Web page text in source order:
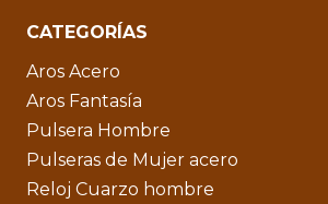
CATEGORÍAS
Aros Acero
Aros Fantasía
Pulsera Hombre
Pulseras de Mujer acero
Reloj Cuarzo hombre